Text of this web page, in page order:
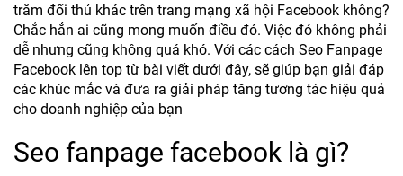
trăm đối thủ khác trên trang mạng xã hội Facebook không?
Chắc hẳn ai cũng mong muốn điều đó. Việc đó không phải
dễ nhưng cũng không quá khó. Với các cách Seo Fanpage
Facebook lên top từ bài viết dưới đây, sẽ giúp bạn giải đáp
các khúc mắc và đưa ra giải pháp tăng tương tác hiệu quả
cho doanh nghiệp của bạn
Seo fanpage facebook là gì?